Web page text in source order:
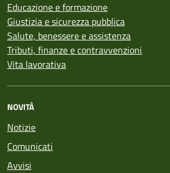
Educazione e formazione
Giustizia e sicurezza pubblica
Salute, benessere e assistenza
Tributi, finanze e contravvenzioni
Vita lavorativa
NOVITÀ
Notizie
Comunicati
Avvisi